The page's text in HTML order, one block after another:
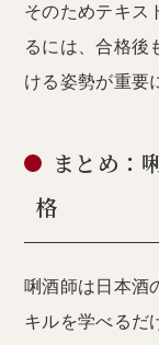
そのためテキス
るには、合格後
ける姿勢が重要
まとめ：
格
唎酒師は日本酒
キルを学べるだ